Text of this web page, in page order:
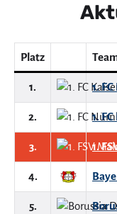
Platz
1. 1.
2. 1.
3. 1.
4.
5.